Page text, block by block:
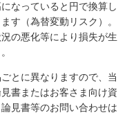
なっていると円で換算し
す（為替変動リスク）。
の悪化等により損失が生
とに異なりますので、当
書またはお客さま向け資
見書等のお問い合わせは